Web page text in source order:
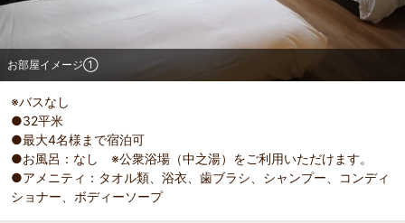
お部屋イメージ①
※バスなし
●32平米
●最大4名様まで宿泊可
●お風呂：なし ※公衆浴場（中之湯）をご利用いただけます。
●アメニティ：タオル類、浴衣、歯ブラシ、シャンプー、コンディ
ショナー、ボディーソープ